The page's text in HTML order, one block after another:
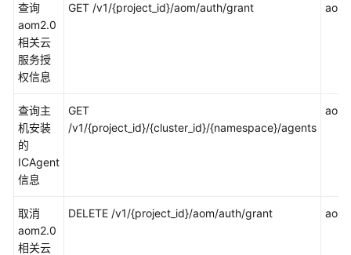
快
速
入
门
用
户
南
佳
实
践
查询
aom2.0
相关云
服务授
权信息
GET /v1/{project_id}/aom/auth/grant
查询主
机安装
的
ICAgent
信息
GET
/v1/{project_id}/{cluster_id}/{namespace}/agents
取消
aom2.0
相关云
DELETE /v1/{project_id}/aom/auth/grant